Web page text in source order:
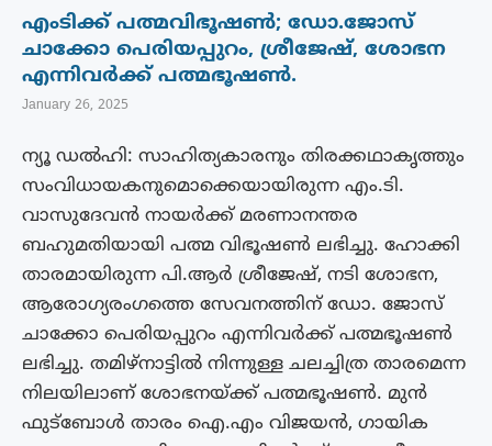
എംടിക്ക് പത്മവിഭൂഷൺ; ഡോ.ജോസ്
ചാക്കോ പെരിയപ്പുറം, ശ്രീജേഷ്, ശോഭന
എന്നിവർക്ക് പത്മഭൂഷൺ.
January 26, 2025
ന്യൂ ഡൽഹി: സാഹിത്യകാരനും തിരക്കഥാകൃത്തും
സംവിധായകനുമൊക്കെയായിരുന്ന എം.ടി.
വാസുദേവൻ നായർക്ക് മരണാനന്തര
ബഹുമതിയായി പത്മ വിഭൂഷൺ ലഭിച്ചു. ഹോക്കി
താരമായിരുന്ന പി.ആർ ശ്രീജേഷ്, നടി ശോഭന,
ആരോഗ്യരംഗത്തെ സേവനത്തിന് ഡോ. ജോസ്
ചാക്കോ പെരിയപ്പുറം എന്നിവർക്ക് പത്മഭൂഷൺ
ലഭിച്ചു. തമിഴ്‌നാട്ടില്‍ നിന്നുള്ള ചലച്ചിത്ര താരമെന്ന
നിലയിലാണ് ശോഭനയ്ക്ക് പത്മഭൂഷൺ. മുൻ
ഫുട്‌ബോൾ താരം ഐ.എം വിജയൻ, ഗായിക